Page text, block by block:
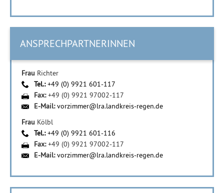
ANSPRECHPARTNERINNEN
Frau Richter
Tel.:+49 (0) 9921 601-117
Fax:+49 (0) 9921 97002-117
E-Mail:vorzimmer@lra.landkreis-regen.de
Frau Kölbl
Tel.:+49 (0) 9921 601-116
Fax:+49 (0) 9921 97002-117
E-Mail:vorzimmer@lra.landkreis-regen.de